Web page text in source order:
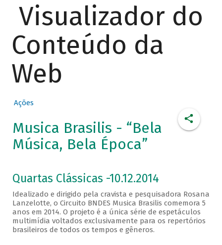
Visualizador do
Conteúdo da
Web
Ações
Musica Brasilis - “Bela
Música, Bela Época”
Quartas Clássicas -10.12.2014
Idealizado e dirigido pela cravista e pesquisadora Rosana
Lanzelotte, o Circuito BNDES Musica Brasilis comemora 5
anos em 2014. O projeto é a única série de espetáculos
multimídia voltados exclusivamente para os repertórios
brasileiros de todos os tempos e gêneros.